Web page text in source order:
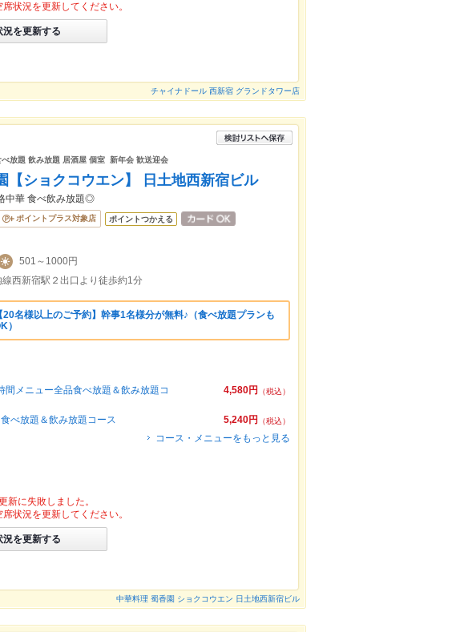
状況を更新してください。
況を更新する
チャイナドール 西新宿 グランドタワー店
放題 飲み放題 居酒屋 個室 新年会 歓送迎会
【ショクコウエン】 日土地西新宿ビル
中華 食べ飲み放題◎
ポイントプラス対象店 ポイントつかえる
501～1000円
西新宿駅２出口より徒歩約1分
【20名様以上のご予約】幹事1名様分が無料♪（食べ放題プランも
）
4,580円
（税込）
メニュー全品食べ放題＆飲み放題コ
5,240円
（税込）
べ放題＆飲み放題コース
コース・メニューをもっと見る
新に失敗しました。
状況を更新してください。
況を更新する
中華料理 蜀香園 ショクコウエン 日土地西新宿ビル